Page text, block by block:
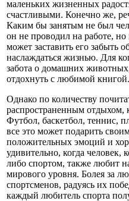
маленьких жизненных
счастливыми. Конечно же,
Каким бы занятым не был
он не проводил на работе, но
может заставить его забыть
наслаждаться жизнью. Для
забота о домашних
отдохнуть с любимой книгой.
Однако по количеству
распространенным отдыхом,
Футбол, баскетбол, теннис,
все это может подарить
положительных эмоций и
удивительно, когда человек,
либо спортом, также любит
мирового уровня. Болея за
спортсменов, радуясь их
каждый любитель спорта